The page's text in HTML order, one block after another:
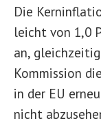
Die
leicht von 1,0
an,
Kommission
in der EU
nicht